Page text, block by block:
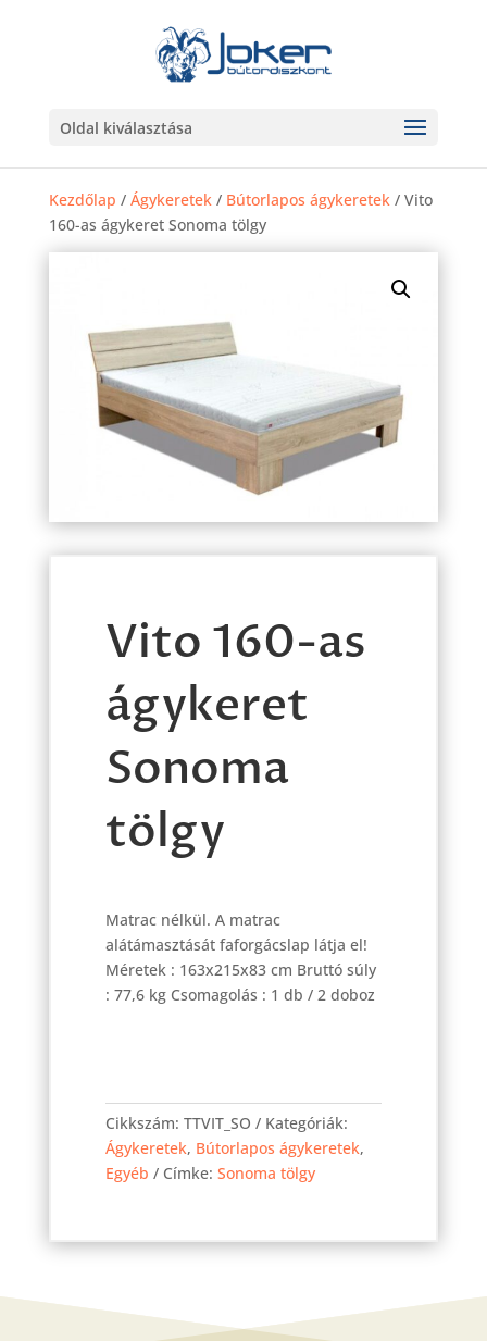
Oldal kiválasztása
Kezdőlap / Ágykeretek/ Bútorlapos ágykeretek/ Vito
160-as ágykeret Sonoma tölgy
Vito 160-as
ágykeret
Sonoma
tölgy
Matrac nélkül. A matrac
alátámasztását faforgácslap látja el!
Méretek : 163x215x83 cm Bruttó súly
: 77,6 kg Csomagolás : 1 db / 2 doboz
160-
as
ágykeret
mennyiség
Cikkszám: TTVIT_SO
Kategóriák:
Ágykeretek, Bútorlapos ágykeretek,
Egyéb
Címke: Sonoma tölgy